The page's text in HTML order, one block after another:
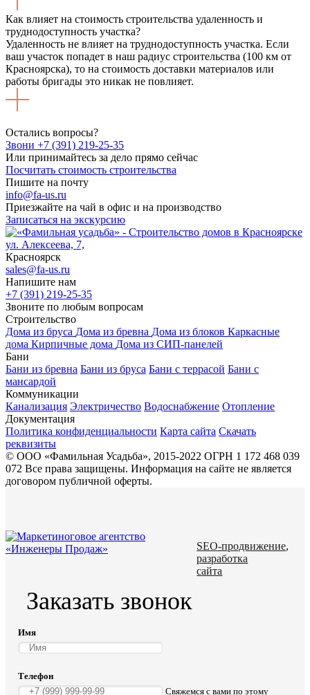
Как влияет на стоимость строительства удаленность и
труднодоступность участка?
Удаленность не влияет на труднодоступность участка. Если
ваш участок попадет в наш радиус строительства (100 км от
Красноярска), то на стоимость доставки материалов или
работы бригады это никак не повлияет.
Остались вопросы?
Звони +7 (391) 219-25-35
Или принимайтесь за дело прямо сейчас
Посчитать стоимость строительства
Пишите на почту
info@fa-us.ru
Приезжайте на чай в офис и на производство
Записаться на экскурсию
ул. Алексеева, 7,
Красноярск
sales@fa-us.ru
Напишите нам
+7 (391) 219-25-35
Звоните по любым вопросам
Строительство
Дома из бруса Дома из бревна Дома из блоков Каркасные
дома Кирпичные дома Дома из СИП-панелей
Бани
Бани из бревна Бани из бруса Бани с террасой Бани с
мансардой
Коммуникации
Канализация Электричество Водоснабжение Отопление
Документация
Политика конфиденциальности Карта сайта Скачать
реквизиты
© ООО «Фамильная Усадьба», 2015-2022 ОГРН 1 172 468 039
072 Все права защищены. Информация на сайте не является
договором публичной оферты.
SEO-продвижение,
разработка
сайта
Заказать звонок
Имя
Телефон
Свяжемся с вами по этому